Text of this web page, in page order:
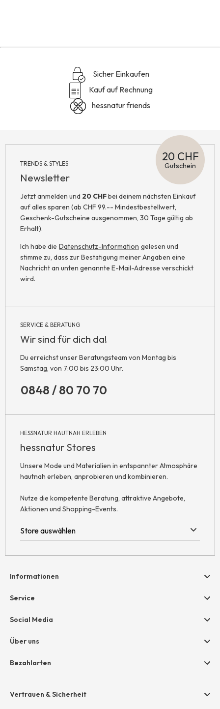
Sicher Einkaufen
Kauf auf Rechnung
hessnatur friends
TRENDS & STYLES
Newsletter
20 CHF
Gutschein
Jetzt anmelden und 20 CHFbei deinem nächsten Einkauf
auf alles sparen (ab CHF 99.-- Mindestbestellwert,
Geschenk-Gutscheine ausgenommen, 30 Tage gültig ab
Erhalt).
Ich habe die Datenschutz-Information gelesen und
stimme zu, dass zur Bestätigung meiner Angaben eine
Nachricht an unten genannte E-Mail-Adresse verschickt
wird.
SERVICE & BERATUNG
Wir sind für dich da!
Du erreichst unser Beratungsteam von Montag bis
Samstag, von 7:00 bis 23:00 Uhr.
0848 / 80 70 70
HESSNATUR HAUTNAH ERLEBEN
hessnatur Stores
Unsere Mode und Materialien in entspannter Atmosphäre
hautnah erleben, anprobieren und kombinieren.
Nutze die kompetente Beratung, attraktive Angebote,
Aktionen und Shopping-Events.
Informationen
Hilfe & Kontakt
AGB
Widerruf
Impressum
Service
Geschenkgutscheine
Größentabelle
Social Media
Über uns
Unternehmen
Bezahlarten
Amazon Pay
Vertrauen & Sicherheit